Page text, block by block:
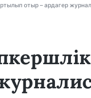
отыр – ардагер